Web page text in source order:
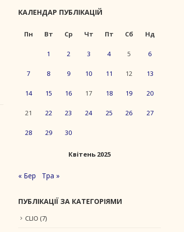
КАЛЕНДАР ПУБЛІКАЦІЙ
Квітень 2025
Пн Вт Ср Чт Пт Сб Нд
1 2 3 4 5 6
7 8 9 10 11 12 13
14 15 16 17 18 19 20
21 22 23 24 25 26 27
28 29 30
« Бер Тра »
ПУБЛІКАЦІЇ ЗА КАТЕГОРІЯМИ
CLIO (7)